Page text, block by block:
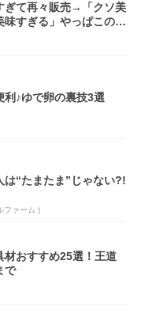
ぎて再々販売→「クソ美
味すぎる」やっぱこのク
利♪ゆで卵の裏技3選
は“たまたま”じゃない?!
ファーム )
材おすすめ25選！王道
で